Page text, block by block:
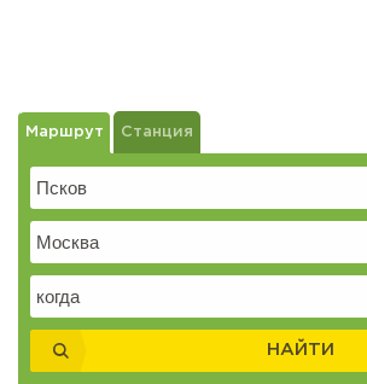
Маршрут Станция
НАЙТИ